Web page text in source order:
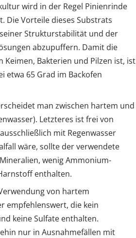
wird in der Regel Pinienrinde
Die Vorteile dieses Substrats
Strukturstabilität und der
abzupuffern. Damit die
Keimen, Bakterien und Pilzen ist, ist
etwa 65 Grad im Backofen
man zwischen hartem und
Letzteres ist frei von
mit Regenwasser
wäre, sollte der verwendete
wenig Ammonium-
enthalten.
von hartem
empfehlenswert, die kein
keine Sulfate enthalten.
nur in Ausnahmefällen mit